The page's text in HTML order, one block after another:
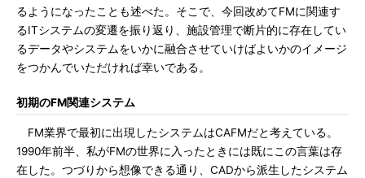
るようになったことも述べた。そこで、今回改めてFMに関連す
るITシステムの変遷を振り返り、施設管理で断片的に存在してい
るデータやシステムをいかに融合させていけばよいかのイメージ
をつかんでいただければ幸いである。
初期のFM関連システム
FM業界で最初に出現したシステムはCAFMだと考えている。
1990年前半、私がFMの世界に入ったときには既にこの言葉は存
在した。つづりから想像できる通り、CADから派生したシステム